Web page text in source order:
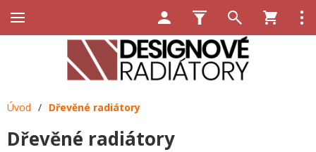
Úvod / Dřevěné radiátory
Dřevěné radiátory